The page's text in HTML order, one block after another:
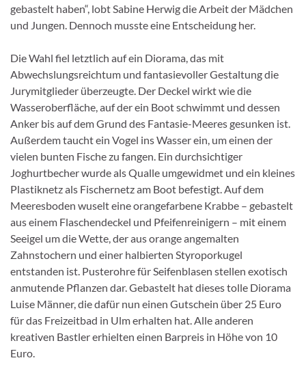
gebastelt haben“, lobt Sabine Herwig die Arbeit der Mädchen
und Jungen. Dennoch musste eine Entscheidung her.
Die Wahl fiel letztlich auf ein Diorama, das mit
Abwechslungsreichtum und fantasievoller Gestaltung die
Jurymitglieder überzeugte. Der Deckel wirkt wie die
Wasseroberfläche, auf der ein Boot schwimmt und dessen
Anker bis auf dem Grund des Fantasie-Meeres gesunken ist.
Außerdem taucht ein Vogel ins Wasser ein, um einen der
vielen bunten Fische zu fangen. Ein durchsichtiger
Joghurtbecher wurde als Qualle umgewidmet und ein kleines
Plastiknetz als Fischernetz am Boot befestigt. Auf dem
Meeresboden wuselt eine orangefarbene Krabbe – gebastelt
aus einem Flaschendeckel und Pfeifenreinigern – mit einem
Seeigel um die Wette, der aus orange angemalten
Zahnstochern und einer halbierten Styroporkugel
entstanden ist. Pusterohre für Seifenblasen stellen exotisch
anmutende Pflanzen dar. Gebastelt hat dieses tolle Diorama
Luise Männer, die dafür nun einen Gutschein über 25 Euro
für das Freizeitbad in Ulm erhalten hat. Alle anderen
kreativen Bastler erhielten einen Barpreis in Höhe von 10
Euro.